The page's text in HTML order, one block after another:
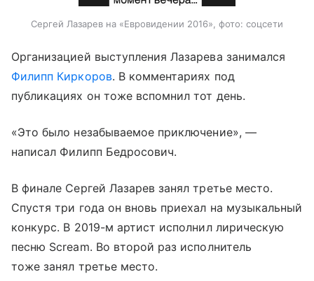
Сергей Лазарев на «Евровидении 2016», фото: соцсети
Организацией выступления Лазарева занимался
Филипп Киркоров. В комментариях под
публикациях он тоже вспомнил тот день.
«Это было незабываемое приключение», —
написал Филипп Бедросович.
В финале Сергей Лазарев занял третье место.
Спустя три года он вновь приехал на музыкальный
конкурс. В 2019-м артист исполнил лирическую
песню Scream. Во второй раз исполнитель
тоже занял третье место.